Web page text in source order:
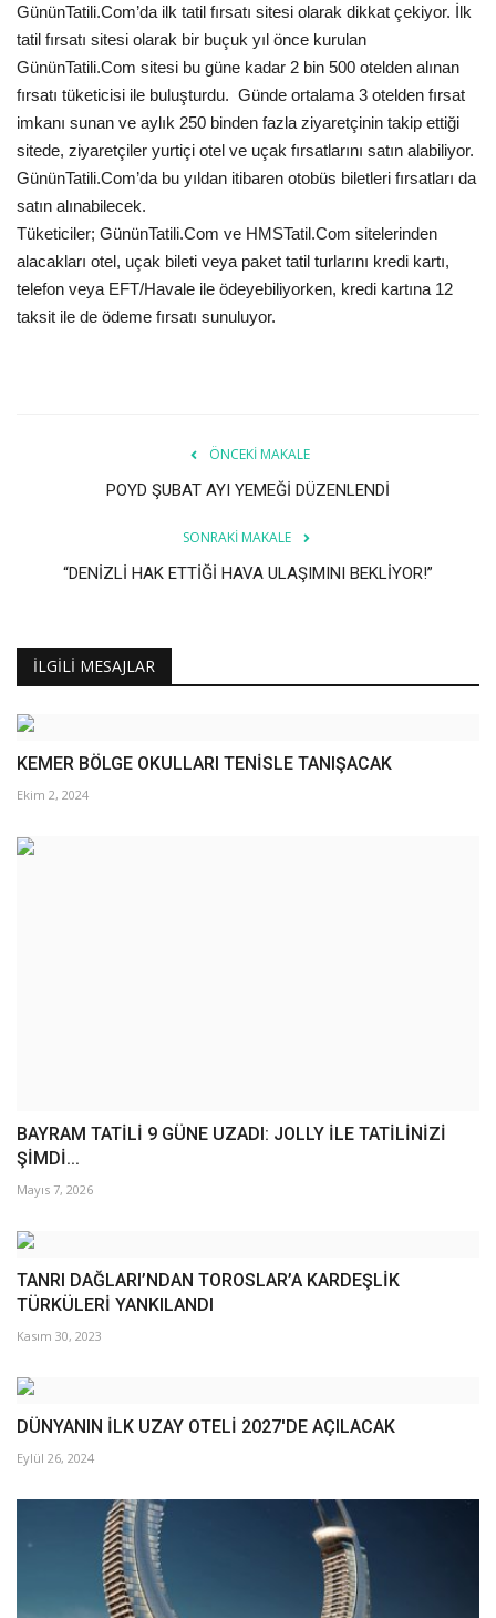
Video Tanıtım
Köşe Yazarları
Galeri
GününTatili.Com’da ilk tatil fırsatı sitesi olarak dikkat çekiyor. İlk
tatil fırsatı sitesi olarak bir buçuk yıl önce kurulan
GününTatili.Com sitesi bu güne kadar 2 bin 500 otelden alınan
fırsatı tüketicisi ile buluşturdu. Günde ortalama 3 otelden fırsat
imkanı sunan ve aylık 250 binden fazla ziyaretçinin takip ettiği
sitede, ziyaretçiler yurtiçi otel ve uçak fırsatlarını satın alabiliyor.
GününTatili.Com’da bu yıldan itibaren otobüs biletleri fırsatları da
satın alınabilecek.
Tüketiciler; GününTatili.Com ve HMSTatil.Com sitelerinden
alacakları otel, uçak bileti veya paket tatil turlarını kredi kartı,
telefon veya EFT/Havale ile ödeyebiliyorken, kredi kartına 12
taksit ile de ödeme fırsatı sunuluyor.
ÖNCEKI MAKALE
POYD ŞUBAT AYI YEMEĞİ DÜZENLENDİ
SONRAKI MAKALE
“DENİZLİ HAK ETTİĞİ HAVA ULAŞIMINI BEKLİYOR!”
İLGILI MESAJLAR
KEMER BÖLGE OKULLARI TENİSLE TANIŞACAK
Ekim 2, 2024
BAYRAM TATİLİ 9 GÜNE UZADI: JOLLY İLE TATİLİNİZİ
ŞİMDİ...
Mayıs 7, 2026
TANRI DAĞLARI’NDAN TOROSLAR’A KARDEŞLİK
TÜRKÜLERİ YANKILANDI
Kasım 30, 2023
DÜNYANIN İLK UZAY OTELİ 2027'DE AÇILACAK
Eylül 26, 2024